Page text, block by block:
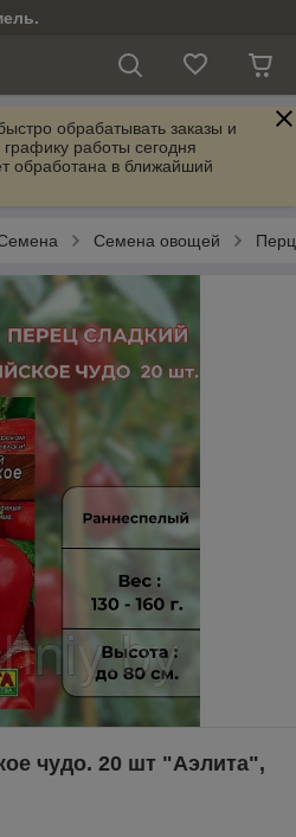
обрабатывать заказы и
работы сегодня
обработана в ближайший
Семена овощей
чудо. 20 шт "Аэлита",